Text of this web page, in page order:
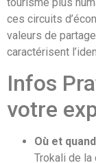
ces circuits
valeurs de
caractérisent
Infos
votre
Où et
Trokali de la